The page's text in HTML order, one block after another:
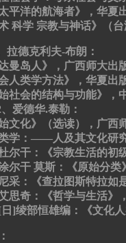
太平洋的航海者》，华夏
术 科学 宗教与神话》（
拉德克利夫-布朗：
达曼岛人》，广西师大出
会人类学方法》，华夏出
始社会的结构与功能》，
、爱德华.泰勒：
始文化》（选读），广西
类学：——人及其文化研
尔干：《宗教生活的初
尔干 莫斯：《原始分
采：《查拉图斯特拉如
思奇：《哲学与生活》
日]绫部恒雄编：《文化